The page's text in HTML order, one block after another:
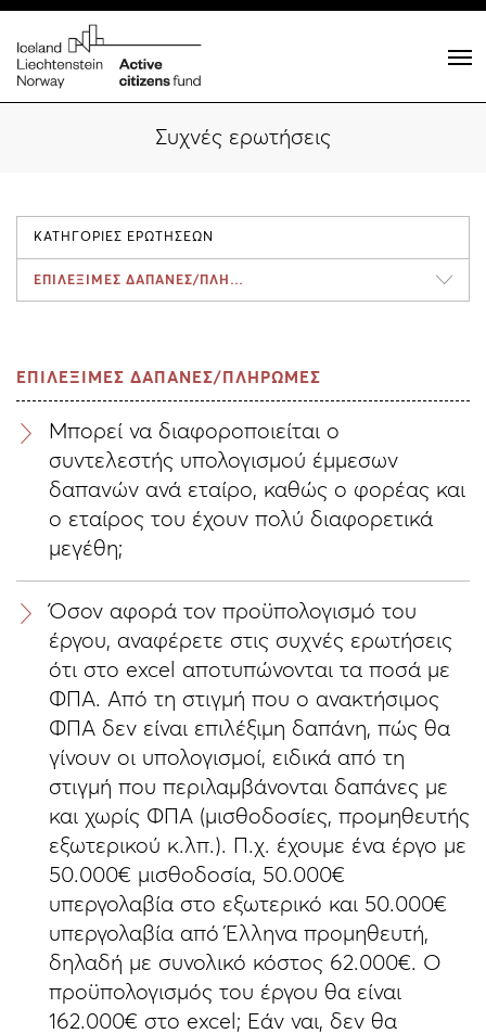
Συχνές ερωτήσεις
ΚΑΤΗΓΟΡΙΕΣ ΕΡΩΤΗΣΕΩΝ
ΕΠΙΛΕΞΙΜΕΣ ΔΑΠΑΝΕΣ/ΠΛΗΡΩΜΕΣ
ΕΠΙΛΕΞΙΜΕΣ ΔΑΠΑΝΕΣ/ΠΛΗΡΩΜΕΣ
Μπορεί να διαφοροποιείται ο
συντελεστής υπολογισμού έμμεσων
δαπανών ανά εταίρο, καθώς ο φορέας και
ο εταίρος του έχουν πολύ διαφορετικά
μεγέθη;
Όσον αφορά τον προϋπολογισμό του
έργου, αναφέρετε στις συχνές ερωτήσεις
ότι στο excel αποτυπώνονται τα ποσά με
ΦΠΑ. Από τη στιγμή που ο ανακτήσιμος
ΦΠΑ δεν είναι επιλέξιμη δαπάνη, πώς θα
γίνουν οι υπολογισμοί, ειδικά από τη
στιγμή που περιλαμβάνονται δαπάνες με
και χωρίς ΦΠΑ (μισθοδοσίες, προμηθευτής
εξωτερικού κ.λπ.). Π.χ. έχουμε ένα έργο με
50.000€ μισθοδοσία, 50.000€
υπεργολαβία στο εξωτερικό και 50.000€
υπεργολαβία από Έλληνα προμηθευτή,
δηλαδή με συνολικό κόστος 62.000€. Ο
προϋπολογισμός του έργου θα είναι
162.000€ στο excel; Εάν ναι, δεν θα